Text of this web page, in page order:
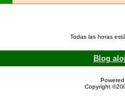
Todas las horas
Blog
Copyright